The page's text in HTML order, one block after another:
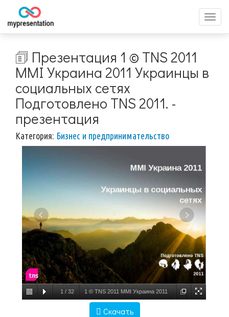
меню
🗊 Презентация 1 © TNS 2011
MMI Украина 2011 Украинцы в
социальных сетях
Подготовлено TNS 2011. -
презентация
Категория: Бизнес и предпринимательство
1 / 32 1 © TNS 2011 MMI Украина 2011
Скачать